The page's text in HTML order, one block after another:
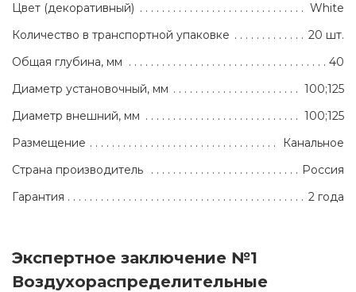
Цвет (декоративный)
White
Количество в транспортной упаковке
20 шт.
Общая глубина, мм
40
Диаметр установочный, мм
100;125
Диаметр внешний, мм
100;125
Размещение
Канальное
Страна производитель
Россия
Гарантия
2 года
Экспертное заключение №1
Воздухораспределительные